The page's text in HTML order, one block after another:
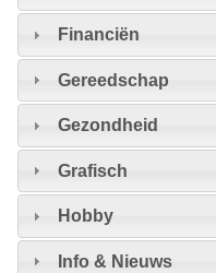
Financiën
Gereedschap
Gezondheid
Grafisch
Hobby
Info & Nieuws